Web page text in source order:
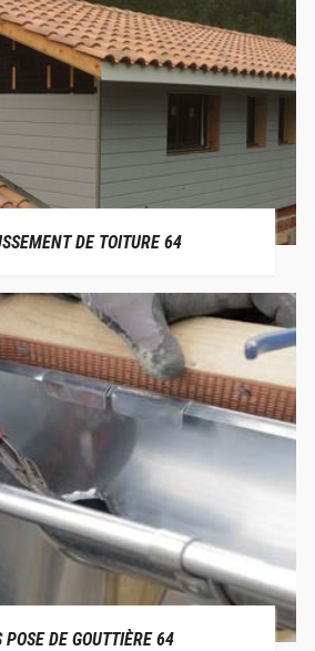
DE TOITURE 64
POSE DE GOUTTIÈRE 64